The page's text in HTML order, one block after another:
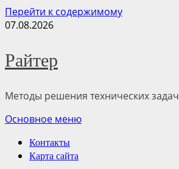
Перейти к содержимому
07.08.2026
Райтер
Методы решения технических
Основное меню
Контакты
Карта сайта